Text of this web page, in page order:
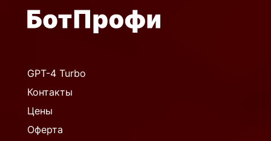
GPT-4 Turbo
Контакты
Цены
Оферта